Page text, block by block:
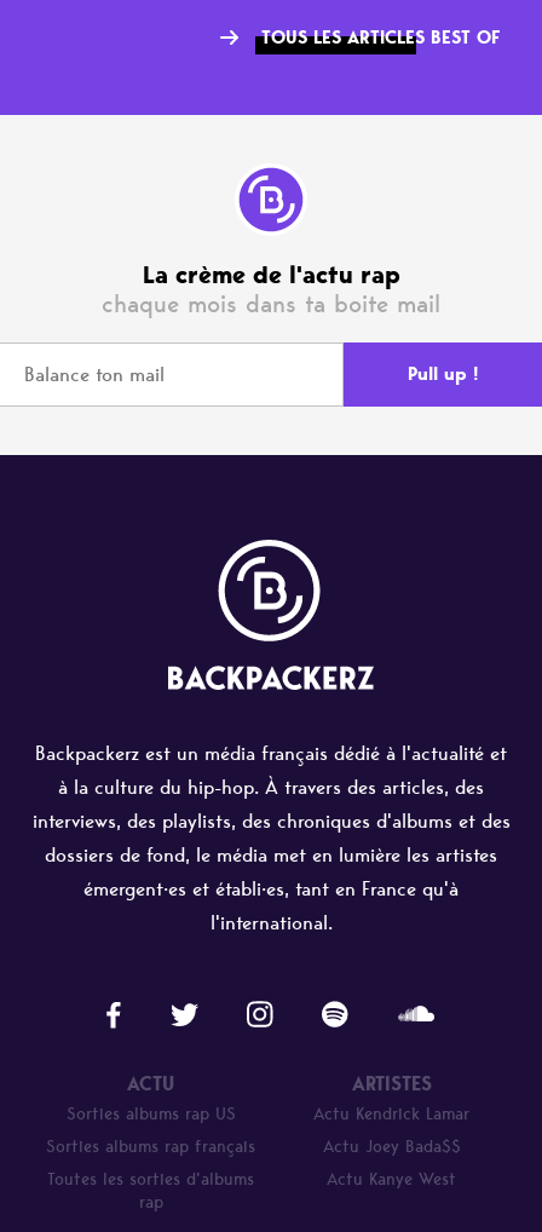
TOUS LES ARTICLES BEST OF
La crème de l'actu rap
chaque mois dans ta boite mail
Backpackerz est un média français dédié à l'actualité et
à la culture du hip-hop. À travers des articles, des
interviews, des playlists, des chroniques d'albums et des
dossiers de fond, le média met en lumière les artistes
émergent·es et établi·es, tant en France qu'à
l'international.
ACTU
Sorties albums rap US
Sorties albums rap français
Toutes les sorties d’albums
rap
ARTISTES
Actu Kendrick Lamar
Actu Joey Bada$$
Actu Kanye West